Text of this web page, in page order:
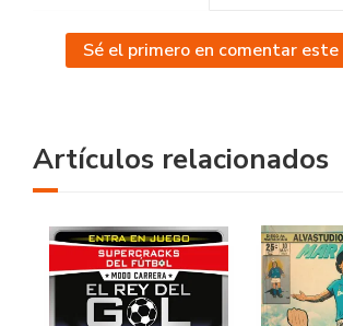
Sé el primero en comentar
Artículos relacionados